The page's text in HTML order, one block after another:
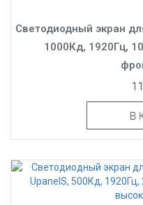
Светодиодный экран
1000Кд, 1920Гц,
В